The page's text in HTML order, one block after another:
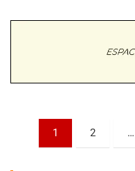
Paginación
1 2 …
Ramiro Tot (Asfalto)
Trenque Lauquen (Buenos Aires)
Villaguay (Entre Ríos)